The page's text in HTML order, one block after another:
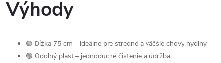
Výhody
🟢 Dĺžka 75 cm – ideálne pre stredné a väčšie chovy hydiny
🟢 Odolný plast – jednoduché čistenie a údržba